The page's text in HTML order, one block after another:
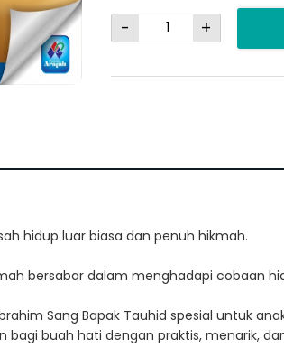
- +
hidup luar biasa dan penuh hikmah.
bersabar dalam menghadapi cobaan
Sang Bapak Tauhid spesial untuk
buah hati dengan praktis, menarik,